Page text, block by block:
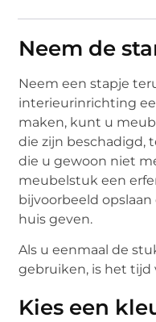
Neem de
Neem een stapje
interieurinrichting
maken, kunt u
die zijn beschadigd,
die u gewoon niet
meubelstuk een
bijvoorbeeld
huis geven.
Als u eenmaal de
gebruiken, is het tijd
Kies een